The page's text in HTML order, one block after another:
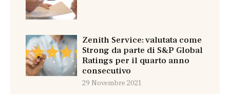
Zenith Service: valutata come
Strong da parte di S&P Global
Ratings per il quarto anno
consecutivo
29 Novembre 2021